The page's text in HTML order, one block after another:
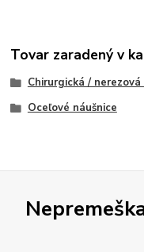
Tovar zaradený v
Chirurgická /
Oceľové náušnice